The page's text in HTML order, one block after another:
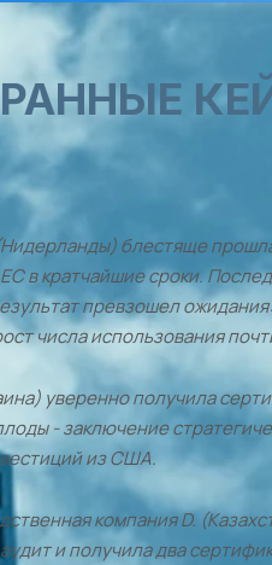
блестяще
в кратчайшие сроки.
превзошел
числа использования
уверенно получила
- заключение
из США.
компания D.
и получила два